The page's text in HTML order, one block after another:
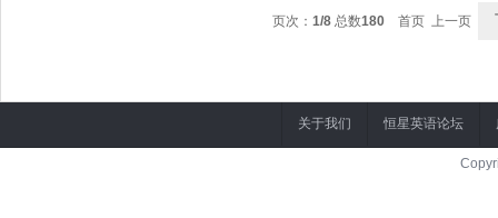
页次： 1/8 总数180 首页 上一页
关于我们 恒星英语论坛